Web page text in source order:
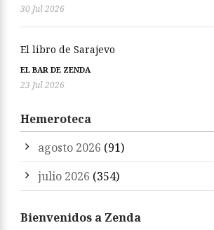
30 Jul 2026
El libro de Sarajevo
EL BAR DE ZENDA
23 Jul 2026
Hemeroteca
agosto 2026 (91)
julio 2026 (354)
Bienvenidos a Zenda